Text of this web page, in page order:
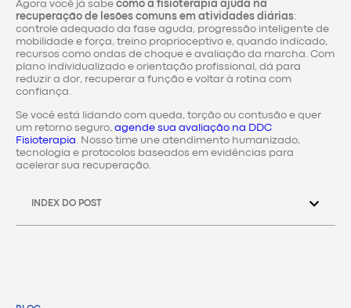
Agora você já sabe como a fisioterapia ajuda na
recuperação de lesões comuns em atividades diárias:
controle adequado da fase aguda, progressão inteligente de
mobilidade e força, treino proprioceptivo e, quando indicado,
recursos como ondas de choque e avaliação da marcha. Com
plano individualizado e orientação profissional, dá para
reduzir a dor, recuperar a função e voltar à rotina com
confiança.
Se você está lidando com queda, torção ou contusão e quer
um retorno seguro, agende sua avaliação na DDC
Fisioterapia . Nosso time une atendimento humanizado,
tecnologia e protocolos baseados em evidências para
acelerar sua recuperação.
INDEX DO POST